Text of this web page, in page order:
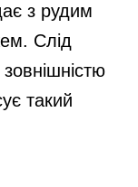
з рудим
Слід
такий